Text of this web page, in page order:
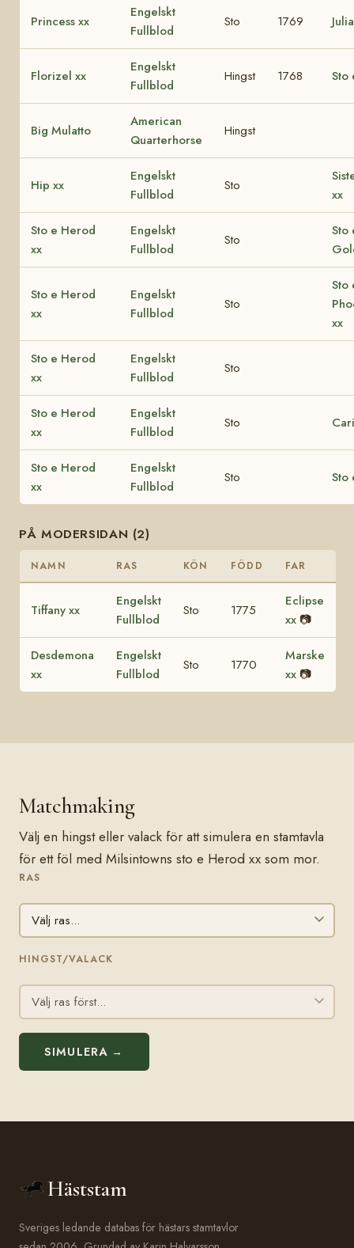
Princess xx
Engelskt
Fullblod
Sto 1769
Florizel xx
Engelskt
Fullblod
Hingst 1768 Sto
Big Mulatto
American
Quarterhorse
Hingst
Hip xx
Engelskt
Fullblod
Sto
xx
Sto e Herod
xx
Engelskt
Fullblod
Sto
Sto
Sto e Herod
xx
Engelskt
Fullblod
Sto
Sto
xx
Sto e Herod
xx
Engelskt
Fullblod
Sto
Sto e Herod
xx
Engelskt
Fullblod
Sto
Sto e Herod
xx
Engelskt
Fullblod
Sto Sto
PÅ MODERSIDAN (2)
NAMN RAS KÖN FÖDD FAR
Tiffany xx
Engelskt
Fullblod
Sto 1775
Eclipse
xx 📷
Desdemona
xx
Engelskt
Fullblod
Sto 1770
Marske
xx 📷
Matchmaking
Välj en hingst eller valack för att simulera en stamtavla
för ett föl med Milsintowns sto e Herod xx som mor.
RAS
HINGST/VALACK
SIMULERA →
Häststam
Sveriges ledande databas för hästars stamtavlor